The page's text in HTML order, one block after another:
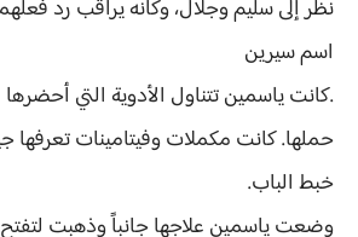
نظر إلى سليم وجلال، وكأنه يراقب رد
اسم سيرين
.كانت ياسمين تتناول الأدوية التي
حملها. كانت مكملات وفيتامينات تعرفها
خبط الباب.
وضعت ياسمين علاجها جانباً وذهبت